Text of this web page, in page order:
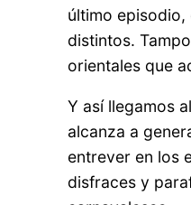
último
distintos.
orientales que
Y así llegamos
alcanza a
entrever en los
disfraces y